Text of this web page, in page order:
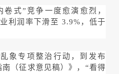
式”竞争一度愈演愈烈，
利润率下滑至 3.9%，低于
象专项整治行动， 到发布
南（征求意见稿）》，“看得